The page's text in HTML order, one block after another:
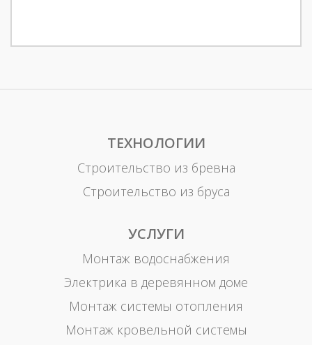
ТЕХНОЛОГИИ
Строительство из бревна
Строительство из бруса
УСЛУГИ
Монтаж водоснабжения
Электрика в деревянном доме
Монтаж системы отопления
Монтаж кровельной системы